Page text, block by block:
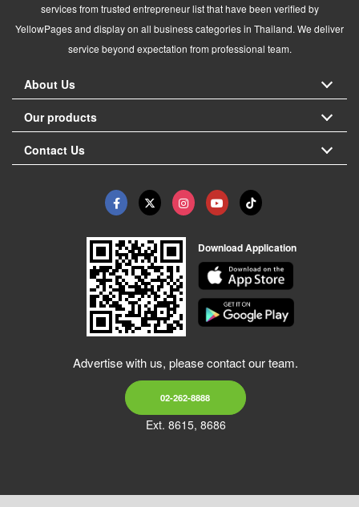
services from trusted entrepreneur list that have been verified by
YellowPages and display on all business categories in Thailand. We deliver
service beyond expectation from professional team.
About Us
Our products
Contact Us
Download Application
Advertise with us, please contact our team.
02-262-8888
Ext. 8615, 8686